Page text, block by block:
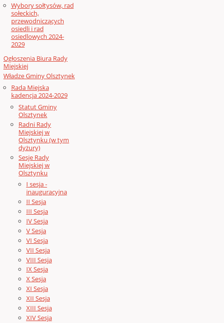
Wybory sołtysów, rad
sołeckich,
przewodniczących
osiedli i rad
osiedlowych 2024-
2029
Ogłoszenia Biura Rady
Miejskiej
Władze Gminy Olsztynek
Rada Miejska
kadencja 2024-2029
Statut Gminy
Olsztynek
Radni Rady
Miejskiej w
Olsztynku (w tym
dyżury)
Sesje Rady
Miejskiej w
Olsztynku
I sesja -
inauguracyjna
II Sesja
III Sesja
IV Sesja
V Sesja
VI Sesja
VII Sesja
VIII Sesja
IX Sesja
X Sesja
XI Sesja
XII Sesja
XIII Sesja
XIV Sesja